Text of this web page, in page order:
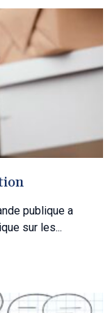
publique a
sur les